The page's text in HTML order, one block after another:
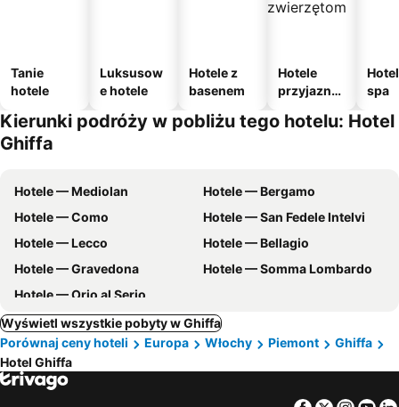
Tanie
hotele
Luksusow
e hotele
Hotele z
basenem
Hotele
przyjazne
m
spa
Kierunki podróży w pobliżu tego hotelu: Hotel
Ghiffa
Hotele — Mediolan
Hotele — Bergamo
Hotele — Como
Hotele — San Fedele Intelvi
Hotele — Lecco
Hotele — Bellagio
Hotele — Gravedona
Hotele — Somma Lombardo
Hotele — Orio al Serio
Wyświetl wszystkie pobyty w Ghiffa
Porównaj ceny hoteli
Europa Włochy Piemont
Ghiffa
Hotel Ghiffa